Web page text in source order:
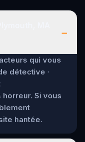
–
qui vous
détective ·
Si vous
hantée.